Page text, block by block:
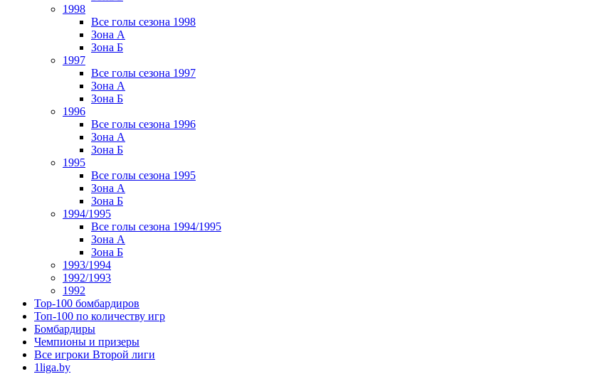
1998
Все голы сезона 1998
Зона А
Зона Б
1997
Все голы сезона 1997
Зона А
Зона Б
1996
Все голы сезона 1996
Зона А
Зона Б
1995
Все голы сезона 1995
Зона А
Зона Б
1994/1995
Все голы сезона 1994/1995
Зона А
Зона Б
1993/1994
1992/1993
1992
Top-100 бомбардиров
Топ-100 по количеству игр
Бомбардиры
Чемпионы и призеры
Все игроки Второй лиги
1liga.by